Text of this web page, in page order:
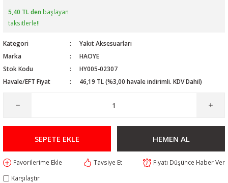
5,40 TL den başlayan
taksitlerle!!
Kategori
Yakıt Aksesuarları
Marka
HAOYE
Stok Kodu
HY005-02307
Havale/EFT Fiyat
46,19 TL (%3,00 havale indirimli. KDV Dahil)
SEPETE EKLE HEMEN AL
Tavsiye Et
Fiyatı Düşünce Haber Ver
Karşılaştır